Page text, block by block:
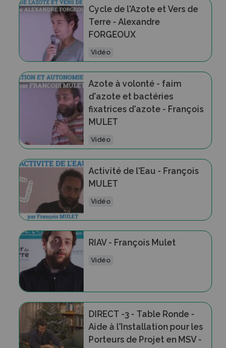
Cycle de l'Azote et Vers de
Terre - Alexandre
FORGEOUX
Vidéo
Azote à volonté - faim
d'azote et bactéries
fixatrices d'azote - François
MULET
Vidéo
Activité de l'Eau - François
MULET
Vidéo
RIAV - François Mulet
Vidéo
DIRECT -3 - Table Ronde -
Aide à l'Installation pour les
Porteurs de Projet en MSV -